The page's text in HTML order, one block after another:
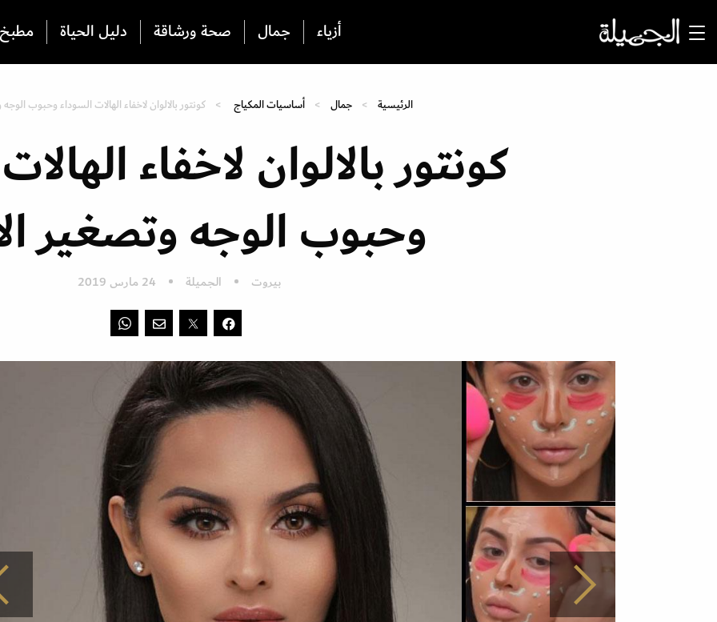
أزياء جمال صحة ورشاقة دليل الحياة مطبخ
الرئيسية جمال أساسيات المكياج كونتور بالالوان لاخفاء الهالات السوداء وحبوب
كونتور بالالوان لاخفاء
وحبوب الوجه وتصغير
بيروت الجميلة 24 مارس 2019